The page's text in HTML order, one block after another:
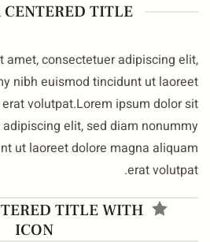
A CENTERED TITLE
sit amet, consectetuer adipiscing
nibh euismod tincidunt ut
erat volutpat.Lorem ipsum dolor
adipiscing elit, sed diam
ut laoreet dolore magna
erat
TITLE WITH
ICON